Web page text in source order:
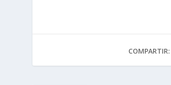
COMPARTIR: